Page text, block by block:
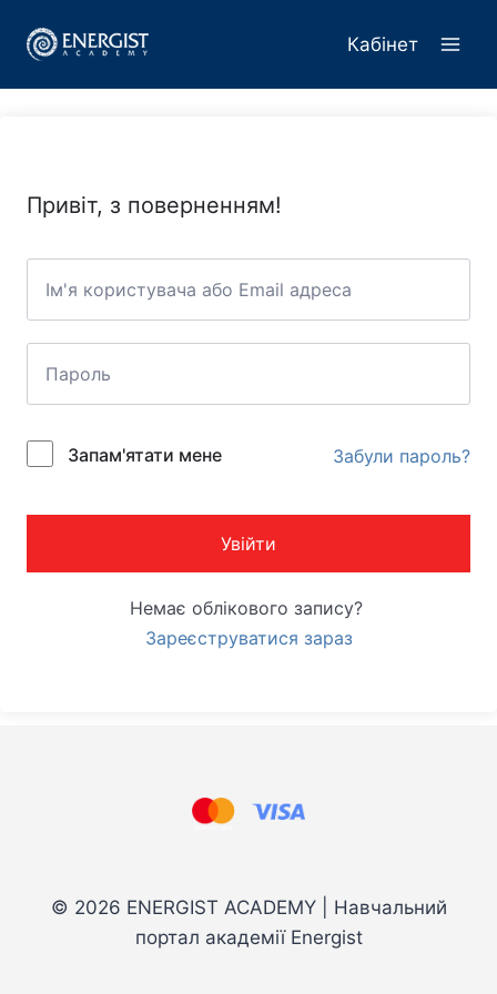
Кабінет
Привіт, з поверненням!
Запам'ятати мене Забули пароль?
Увійти
Немає облікового запису?
Зареєструватися зараз
© 2026 ENERGIST ACADEMY | Навчальний
портал академії Energist